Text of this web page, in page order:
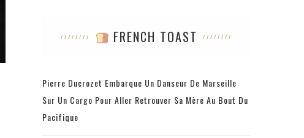
FRENCH TOAST
Pierre Ducrozet Embarque Un Danseur De Marseille
Sur Un Cargo Pour Aller Retrouver Sa Mère Au Bout Du
Pacifique